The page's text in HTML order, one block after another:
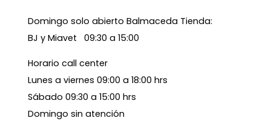
Domingo solo abierto Balmaceda Tienda:
BJ y Miavet 09:30 a 15:00
Horario call center
Lunes a viernes 09:00 a 18:00 hrs
Sábado 09:30 a 15:00 hrs
Domingo sin atención